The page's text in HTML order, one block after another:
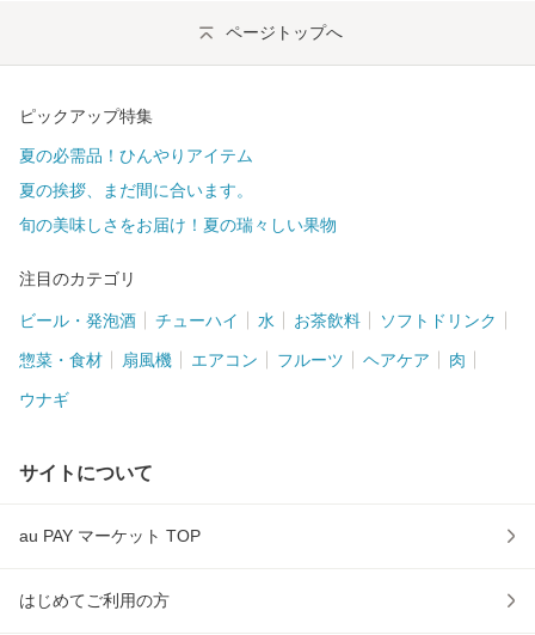
ページトップへ
ピックアップ特集
夏の必需品！ひんやりアイテム
夏の挨拶、まだ間に合います。
旬の美味しさをお届け！夏の瑞々しい果物
注目のカテゴリ
ビール・発泡酒 チューハイ 水 お茶飲料 ソフトドリンク
惣菜・食材 扇風機 エアコン フルーツ ヘアケア 肉
ウナギ
サイトについて
au PAY マーケット TOP
はじめてご利用の方